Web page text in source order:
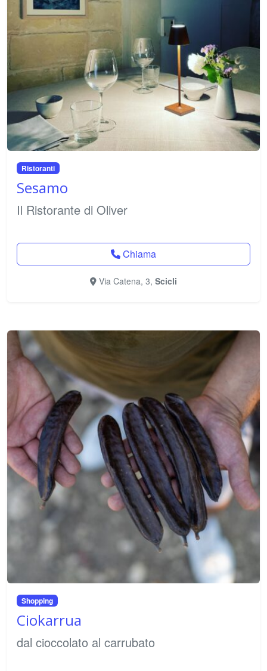
Ristoranti
Sesamo
Il Ristorante di Oliver
Chiama
Via Catena, 3, Scicli
Shopping
Ciokarrua
dal cioccolato al carrubato